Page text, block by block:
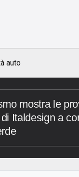
auto
mostra le
Italdesign a